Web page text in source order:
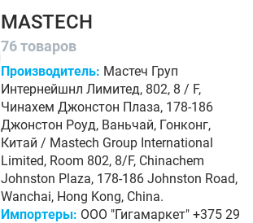
MASTECH
76 товаров
Производитель: Мастеч Груп
Интернейшнл Лимитед, 802, 8 / F,
Чинахем Джонстон Плаза, 178-186
Джонстон Роуд, Ваньчай, Гонконг,
Китай / Mastech Group International
Limited, Room 802, 8/F, Chinachem
Johnston Plaza, 178-186 Johnston Road,
Wanchai, Hong Kong, China.
Импортеры: ООО "Гигамаркет" +375 29